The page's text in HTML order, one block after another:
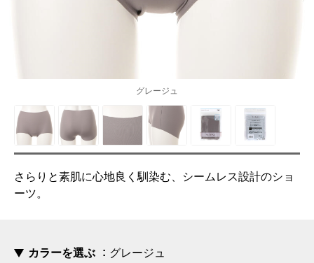
グレージュ
さらりと素肌に心地良く馴染む、シームレス設計のショ
ーツ。
カラーを選ぶ グレージュ